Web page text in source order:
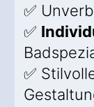
✅
✅
✅